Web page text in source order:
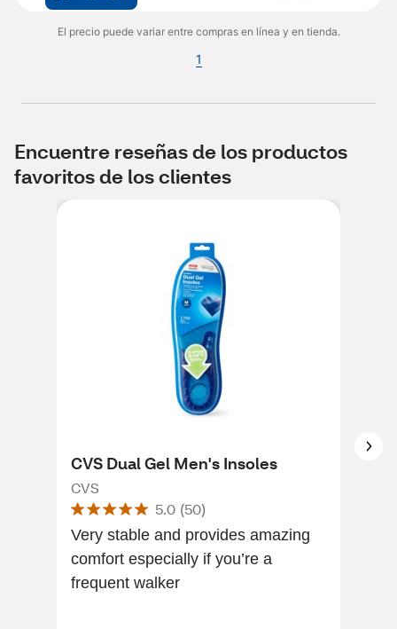
El precio puede variar entre compras en línea y en tienda.
1
Encuentre reseñas de los productos
favoritos de los clientes
CVS Dual Gel Men's Insoles
CVS
5.0 (50)
Very stable and provides amazing
comfort especially if you’re a
frequent walker